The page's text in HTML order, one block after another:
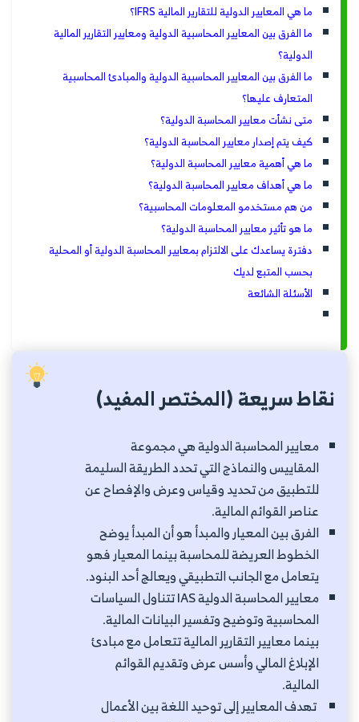
ما هي المعايير الدولية للتقارير المالية IFRS؟
ما الفرق بين المعايير المحاسبية الدولية ومعايير التقارير المالية
الدولية؟
ما الفرق بين المعايير المحاسبية الدولية والمبادئ المحاسبية
المتعارف عليها؟
متى نشأت معايير المحاسبة الدولية؟
كيف يتم إصدار معايير المحاسبة الدولية؟
ما هي أهمية معايير المحاسبة الدولية؟
ما هي أهداف معايير المحاسبة الدولية؟
من هم مستخدمو المعلومات المحاسبية؟
ما هو تأثير معايير المحاسبة الدولية؟
دفترة يساعدك على الالتزام بمعايير المحاسبة الدولية أو المحلية
بحسب المتبع لديك
الأسئلة الشائعة
نقاط سريعة (المختصر المفيد)
معايير المحاسبة الدولية هي مجموعة
المقاييس والنماذج التي تحدد الطريقة السليمة
للتطبيق من تحديد وقياس وعرض والإفصاح عن
عناصر القوائم المالية.
الفرق بين المعيار والمبدأ هو أن المبدأ يوضح
الخطوط العريضة للمحاسبة بينما المعيار فهو
يتعامل مع الجانب التطبيقي ويعالج أحد البنود.
معايير المحاسبة الدولية IAS تتناول السياسات
المحاسبية وتوضيح وتفسير البيانات المالية.
بينما معايير التقارير المالية تتعامل مع مبادئ
الإبلاغ المالي وأسس عرض وتقديم القوائم
المالية.
تهدف المعايير إلى توحيد اللغة بين الأعمال